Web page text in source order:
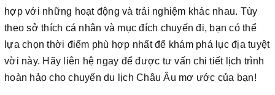
hợp với những hoạt động và trải nghiệm khác nhau. Tùy
theo sở thích cá nhân và mục đích chuyến đi, bạn có thể
lựa chọn thời điểm phù hợp nhất để khám phá lục địa tuyệt
vời này. Hãy liên hệ ngay để được tư vấn chi tiết lịch trình
hoàn hảo cho chuyến du lịch Châu Âu mơ ước của bạn!